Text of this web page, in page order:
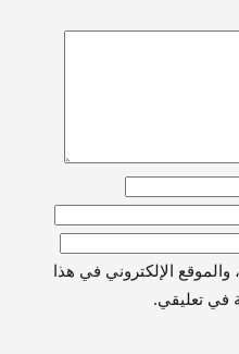
الإلكتروني في هذا
في تعليقي.